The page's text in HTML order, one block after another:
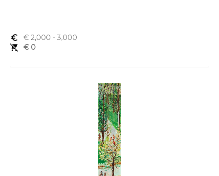
euro_symbol € 2,000 - 3,000
remove_shopping_cart
€ 0